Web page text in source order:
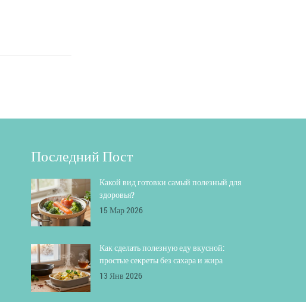
Последний Пост
Какой вид готовки самый полезный для
здоровья?
15 Мар 2026
Как сделать полезную еду вкусной:
простые секреты без сахара и жира
13 Янв 2026